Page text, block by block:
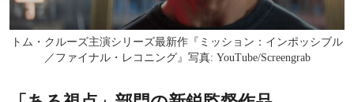
トム・クルーズ主演シリーズ最新作『ミッション：インポッシブル
／ファイナル・レコニング』写真: YouTube/Screengrab